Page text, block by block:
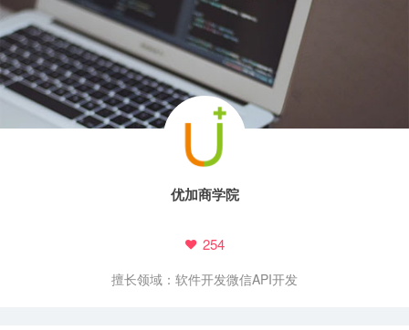
优加商学院
254
擅长领域： 软件开发微信API开发